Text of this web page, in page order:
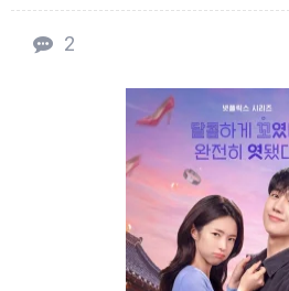
2